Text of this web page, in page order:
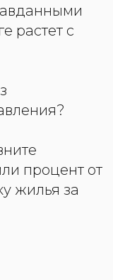
растет с
процент от
жилья за